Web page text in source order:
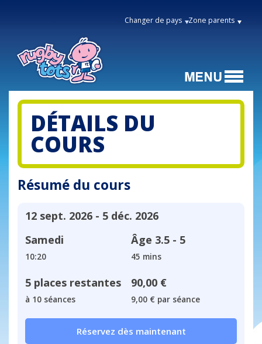
Changer de pays Zone parents
DÉTAILS DU
COURS
Résumé du cours
12 sept. 2026 - 5 déc. 2026
Samedi
10:20
Âge 3.5 - 5
45 mins
5 places restantes
à 10 séances
90,00 €
9,00 € par séance
Réservez dès maintenant